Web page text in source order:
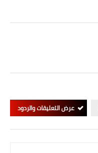
عرض التعليقات والردود